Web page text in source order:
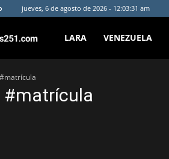
jueves, 6 de agosto de 2026 - 12:03:31 am
Noticias251
LARA VENEZUELA
#matrícula
#matrícula